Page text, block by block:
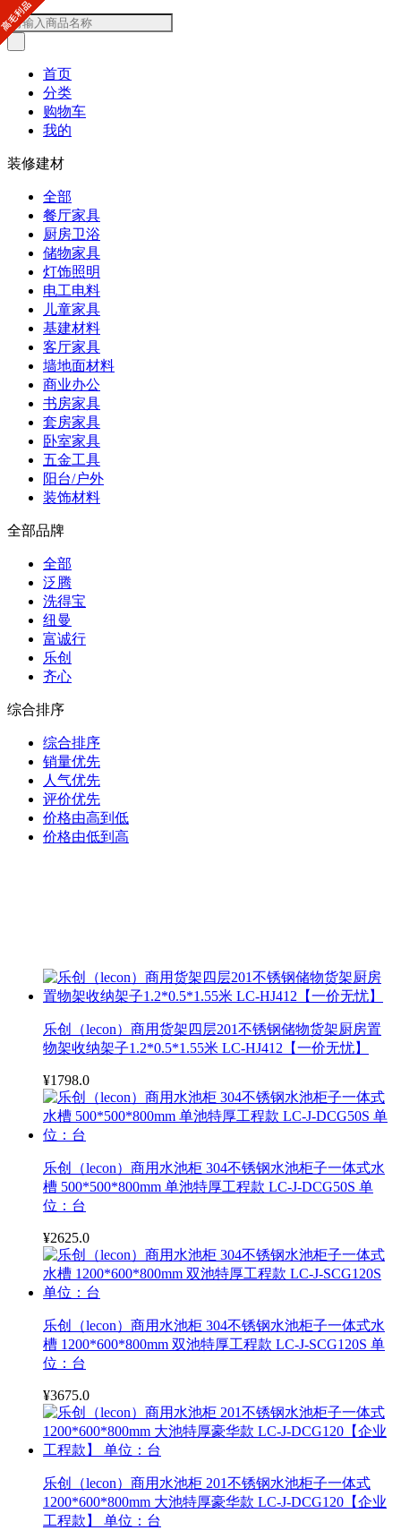
首页
分类
购物车
我的
装修建材
全部
餐厅家具
厨房卫浴
储物家具
灯饰照明
电工电料
儿童家具
基建材料
客厅家具
墙地面材料
商业办公
书房家具
套房家具
卧室家具
五金工具
阳台/户外
装饰材料
全部品牌
全部
泛腾
洗得宝
纽曼
富诚行
乐创
齐心
综合排序
综合排序
销量优先
人气优先
评价优先
价格由高到低
价格由低到高
乐创（lecon）商用货架四层201不锈钢储物货架厨房置
物架收纳架子1.2*0.5*1.55米 LC-HJ412【一价无忧】
¥1798.0
乐创（lecon）商用水池柜 304不锈钢水池柜子一体式水
槽 500*500*800mm 单池特厚工程款 LC-J-DCG50S 单
位：台
¥2625.0
乐创（lecon）商用水池柜 304不锈钢水池柜子一体式水
槽 1200*600*800mm 双池特厚工程款 LC-J-SCG120S 单
位：台
¥3675.0
乐创（lecon）商用水池柜 201不锈钢水池柜子一体式
1200*600*800mm 大池特厚豪华款 LC-J-DCG120【企业
工程款】 单位：台